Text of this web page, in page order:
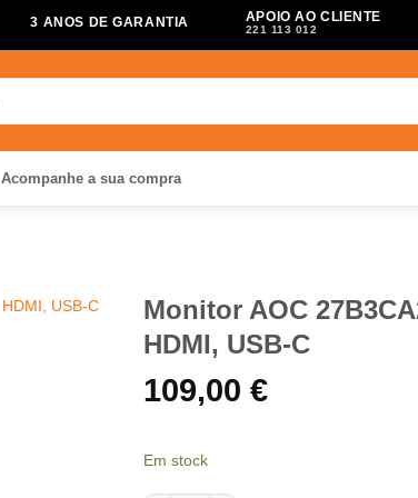
3 ANOS DE GARANTIA APOIO AO CLIENTE
221 113 012
Acompanhe a sua compra
Monitor AOC
HDMI, USB-C
109,00 €
Em stock